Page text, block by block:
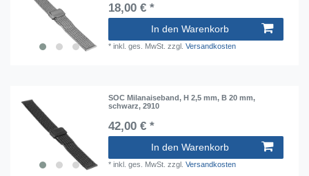
18,00 € *
In den Warenkorb
*inkl. ges. MwSt. zzgl.Versandkosten
SOC Milanaiseband, H 2,5 mm, B 20 mm,
schwarz, 2910
42,00 € *
In den Warenkorb
*inkl. ges. MwSt. zzgl.Versandkosten